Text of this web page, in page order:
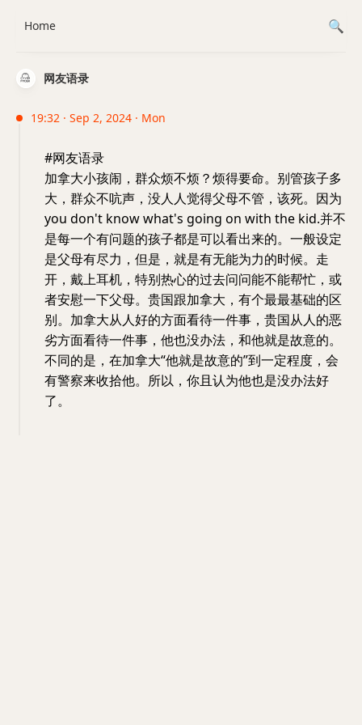
网友语录
19:32 · Sep 2, 2024 · Mon
#网友语录
加拿大小孩闹，群众烦不烦？烦得要命。别管孩子多
大，群众不吭声，没人人觉得父母不管，该死。因为
you don't know what's going on with the kid.并不
是每一个有问题的孩子都是可以看出来的。一般设定
是父母有尽力，但是，就是有无能为力的时候。走
开，戴上耳机，特别热心的过去问问能不能帮忙，或
者安慰一下父母。贵国跟加拿大，有个最最基础的区
别。加拿大从人好的方面看待一件事，贵国从人的恶
劣方面看待一件事，他也没办法，和他就是故意的。
不同的是，在加拿大“他就是故意的”到一定程度，会
有警察来收拾他。所以，你且认为他也是没办法好
了。
Home